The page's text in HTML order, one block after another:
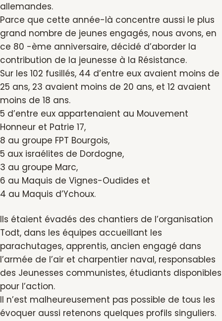
allemandes.
Parce que cette année-là concentre aussi le plus
grand nombre de jeunes engagés, nous avons, en
ce 80 -ème anniversaire, décidé d’aborder la
contribution de la jeunesse à la Résistance.
Sur les 102 fusillés, 44 d’entre eux avaient moins de
25 ans, 23 avaient moins de 20 ans, et 12 avaient
moins de 18 ans.
5 d’entre eux appartenaient au Mouvement
Honneur et Patrie 17,
8 au groupe FPT Bourgois,
5 aux israélites de Dordogne,
3 au groupe Marc,
6 au Maquis de Vignes-Oudides et
4 au Maquis d’Ychoux.
Ils étaient évadés des chantiers de l’organisation
Todt, dans les équipes accueillant les
parachutages, apprentis, ancien engagé dans
l’armée de l’air et charpentier naval, responsables
des Jeunesses communistes, étudiants disponibles
pour l’action.
Il n’est malheureusement pas possible de tous les
évoquer aussi retenons quelques profils singuliers.